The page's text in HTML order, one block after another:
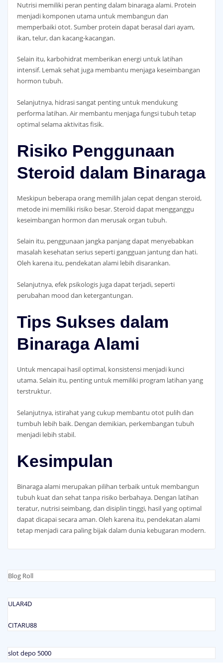
Nutrisi memiliki peran penting dalam binaraga alami. Protein
menjadi komponen utama untuk membangun dan
memperbaiki otot. Sumber protein dapat berasal dari ayam,
ikan, telur, dan kacang-kacangan.
Selain itu, karbohidrat memberikan energi untuk latihan
intensif. Lemak sehat juga membantu menjaga keseimbangan
hormon tubuh.
Selanjutnya, hidrasi sangat penting untuk mendukung
performa latihan. Air membantu menjaga fungsi tubuh tetap
optimal selama aktivitas fisik.
Risiko Penggunaan
Steroid dalam Binaraga
Meskipun beberapa orang memilih jalan cepat dengan steroid,
metode ini memiliki risiko besar. Steroid dapat mengganggu
keseimbangan hormon dan merusak organ tubuh.
Selain itu, penggunaan jangka panjang dapat menyebabkan
masalah kesehatan serius seperti gangguan jantung dan hati.
Oleh karena itu, pendekatan alami lebih disarankan.
Selanjutnya, efek psikologis juga dapat terjadi, seperti
perubahan mood dan ketergantungan.
Tips Sukses dalam
Binaraga Alami
Untuk mencapai hasil optimal, konsistensi menjadi kunci
utama. Selain itu, penting untuk memiliki program latihan yang
terstruktur.
Selanjutnya, istirahat yang cukup membantu otot pulih dan
tumbuh lebih baik. Dengan demikian, perkembangan tubuh
menjadi lebih stabil.
Kesimpulan
Binaraga alami merupakan pilihan terbaik untuk membangun
tubuh kuat dan sehat tanpa risiko berbahaya. Dengan latihan
teratur, nutrisi seimbang, dan disiplin tinggi, hasil yang optimal
dapat dicapai secara aman. Oleh karena itu, pendekatan alami
tetap menjadi cara paling bijak dalam dunia kebugaran modern.
Blog Roll
ULAR4D
CITARU88
slot depo 5000